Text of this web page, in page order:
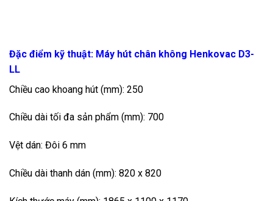
Đặc điểm kỹ thuật: Máy hút chân không Henkovac D3-
LL
Chiều cao khoang hút (mm): 250
Chiều dài tối đa sản phẩm (mm): 700
Vệt dán: Đôi 6 mm
Chiều dài thanh dán (mm): 820 x 820